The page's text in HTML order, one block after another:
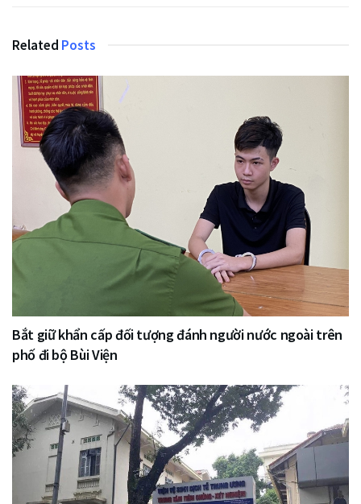
Related Posts
Bắt giữ khẩn cấp đối tượng đánh người nước ngoài trên
phố đi bộ Bùi Viện